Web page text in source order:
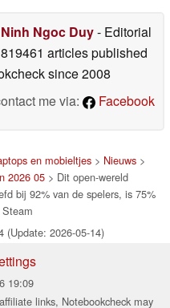
Ninh Ngoc Duy- Editorial
articles published
since 2008
me via:
Facebook
en mobieltjes> Nieuws>
2026 05> Dit open-wereld
bij 92% van de spelers, is 75%
(Update: 2026-05-14)
19:09
links, Notebookcheck may